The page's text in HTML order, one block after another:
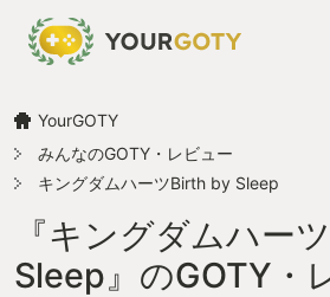
YourGOTY
みんなのGOTY・レビュー
キングダムハーツBirth by Sleep
『キングダムハー
Sleep』のGOTY・